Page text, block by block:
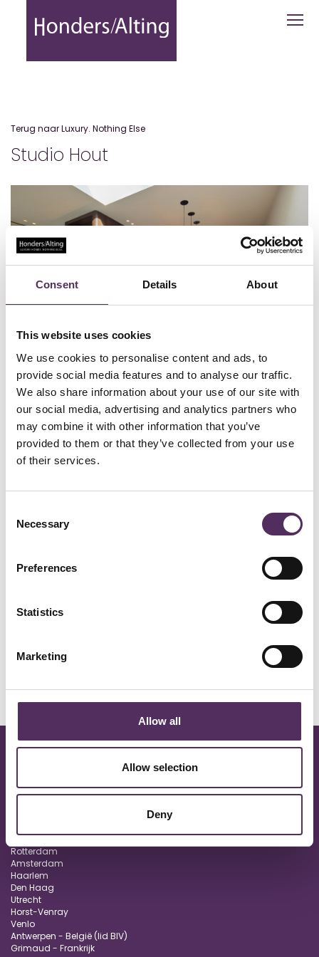
Consent Details About
This website uses cookies
We use cookies to personalise content and ads, to
provide social media features and to analyse our traffic.
We also share information about your use of our site with
our social media, advertising and analytics partners who
may combine it with other information that you’ve
provided to them or that they’ve collected from your use
of their services.
Selection
Necessary
Preferences
Statistics
Marketing
Allow all
Allow selection
Deny
Studio Hout - Honders Alting
Terug naar Luxury. Nothing Else
Studio Hout
Studio Hout — Oisterwijk
Noted by Honders / Alting
Studio Hout realiseert maatwerkinterieurs waarin ontwerp, materiaal
en vakmanschap naadloos samenkomen. Vanuit de eigen
hospitalityprojecten, veelal in samenwerking met architecten en
De signatuur is ingetogen en duurzaam. Geen nadruk op vorm
Een atelier dat laat zien dat de kwaliteit van een interieur vaak schuilt
Vught
Rotterdam
Amsterdam
Haarlem
Den Haag
Utrecht
Horst-Venray
Venlo
Antwerpen - België (lid BIV)
Grimaud - Frankrijk